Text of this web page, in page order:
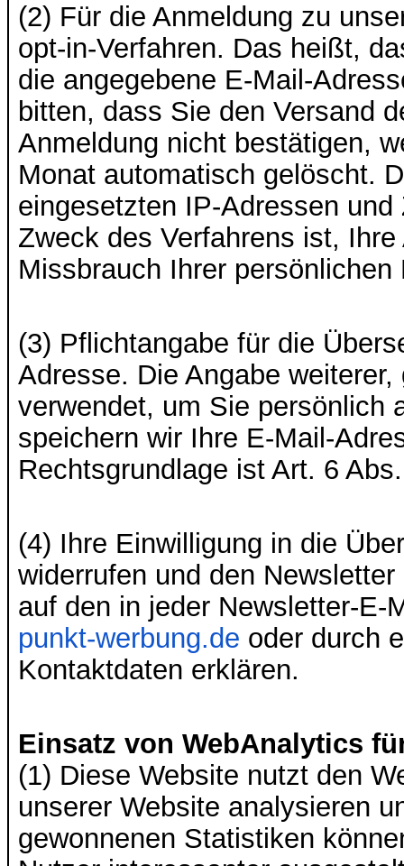
(2) Für die Anmeldung zu
opt-in-Verfahren. Das heißt,
die angegebene E-Mail-
bitten, dass Sie den Versand
Anmeldung nicht bestätigen,
Monat automatisch gelöscht.
eingesetzten IP-Adressen
Zweck des Verfahrens ist,
Missbrauch Ihrer
(3) Pflichtangabe für die
Adresse. Die Angabe
verwendet, um Sie persönlich
speichern wir Ihre E-Mail-
Rechtsgrundlage ist Art. 6
(4) Ihre Einwilligung in die
widerrufen und den
auf den in jeder Newsletter-E-
punkt-werbung.de oder durch
Kontaktdaten erklären.
Einsatz von WebAnalytics
(1) Diese Website nutzt den
unserer Website analysieren
gewonnenen Statistiken